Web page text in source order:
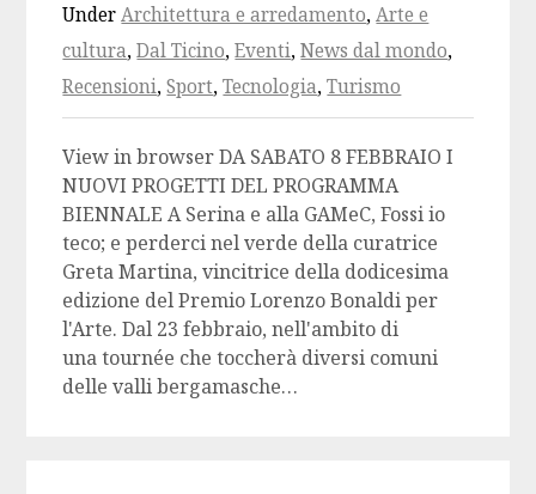
UnderArchitettura e arredamento,Arte e
cultura,Dal Ticino,Eventi,News dal mondo,
Recensioni,Sport,Tecnologia,Turismo
View in browser DA SABATO 8 FEBBRAIO I
NUOVI PROGETTI DEL PROGRAMMA
BIENNALE A Serina e alla GAMeC, Fossi io
teco; e perderci nel verde della curatrice
Greta Martina, vincitrice della dodicesima
edizione del Premio Lorenzo Bonaldi per
l'Arte. Dal 23 febbraio, nell'ambito di
una tournée che toccherà diversi comuni
delle valli bergamasche…